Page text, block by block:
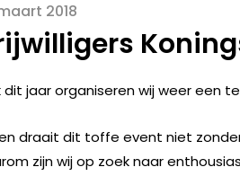
2018
dit jaar organiseren wij weer een
draait dit toffe event niet zonder
zijn wij op zoek naar